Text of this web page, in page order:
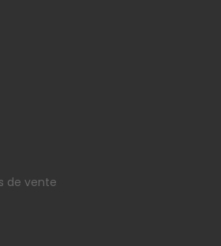
de vente